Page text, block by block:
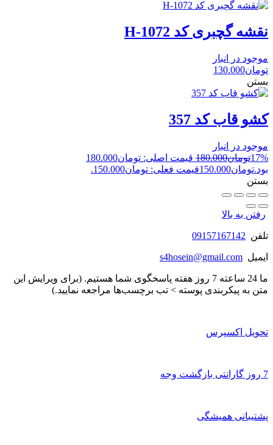
نقشه گچبری کد H-1072
موجود در انبار
تومان130.000
بستن
کشو قاب کد 357
موجود در انبار
17%تومان180.000
قیمت اصلی: تومان180.000
بود.تومان150.000قیمت فعلی: تومان150.000.
بستن
رفتن به بالا
تلفن 09157167142
ایمیل s4hosein@gmail.com
ما 24 ساعته 7 روز هفته پاسخگوی شما هستیم. (برای ویرایش این
متن به پیکربندی پوسته > تب برچسب‌ها مراجعه نمایید.)
تحویل اکسپرس
7 روز گارانتی بازگشت وجه
پشتیبانی همیشگی